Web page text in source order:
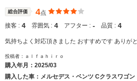
総合評価 4点
接客 : 4 雰囲気 : 4 アフター : ‐ 品質 : 4
気持ちよく対応頂きました おすすめです ありが
投稿者：ａｌｆａｈｉｒｏ
購入年月： 2025/03
購入した車：メルセデス・ベンツ Cクラスワゴン